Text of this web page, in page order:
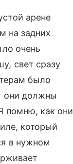
арене
на задних
очень
свет сразу
было
они должны
помню, как они
который
в нужном